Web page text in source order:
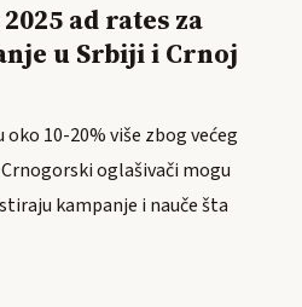
ad rates za
u Srbiji i Crnoj
10-20% više zbog većeg
oglašivači mogu
kampanje i nauče šta